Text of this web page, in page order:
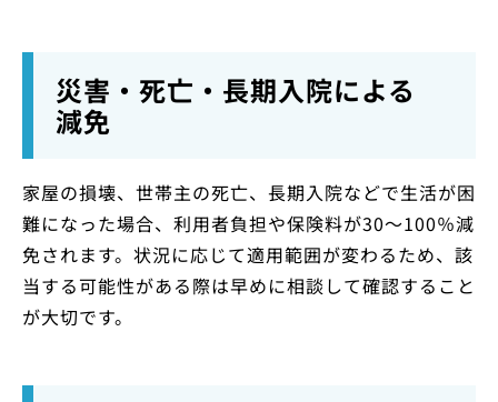
災害・死亡・長期入院による
減免
家屋の損壊、世帯主の死亡、長期入院などで生活が困
難になった場合、利用者負担や保険料が30〜100％減
免されます。状況に応じて適用範囲が変わるため、該
当する可能性がある際は早めに相談して確認すること
が大切です。